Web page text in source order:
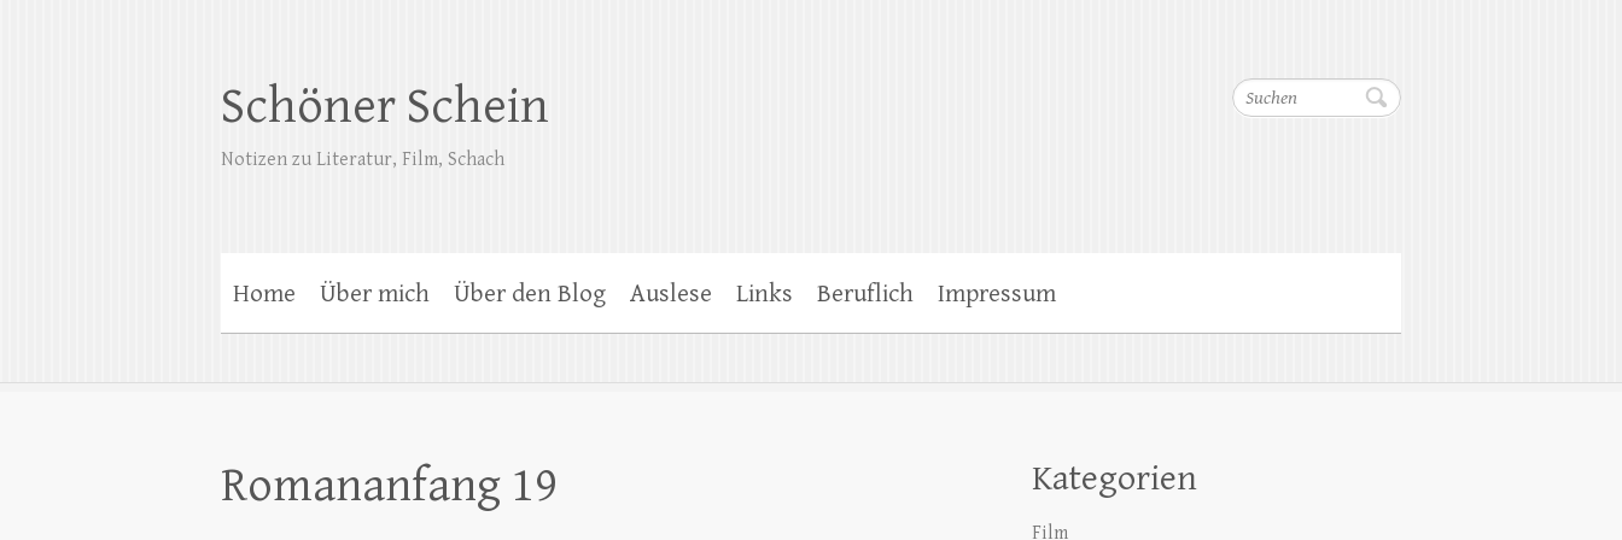
Suchen
Schöner Schein
Notizen zu Literatur, Film, Schach
Home Über mich Über den Blog Auslese Links Beruflich Impressum
Romananfang 19 Kategorien
Film